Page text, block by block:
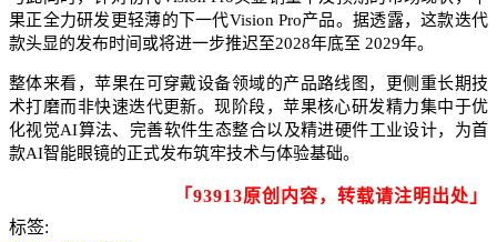
果正全力研发更轻薄的下一代Vision Pro产品。据透露，这款迭代
款头显的发布时间或将进一步推迟至2028年底至 2029年。
整体来看，苹果在可穿戴设备领域的产品路线图，更侧重长期技
术打磨而非快速迭代更新。现阶段，苹果核心研发精力集中于优
化视觉AI算法、完善软件生态整合以及精进硬件工业设计，为首
款AI智能眼镜的正式发布筑牢技术与体验基础。
「93913原创内容，转载请注明出处」
标签: